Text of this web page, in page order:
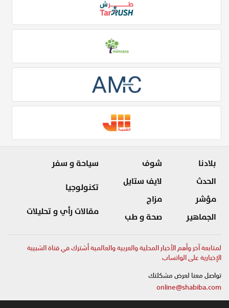
بلادنا
الحدث
مؤشر
الجماهير
شوف
لايف ستايل
مزاج
صحة و طب
سياحة و سفر
تكنولوجيا
مقالات رأي و تحليلات
لمتابعة آخر وأهم الأخبار المحلية والعربية والعالمية أشترك في قناة الشبيبة
الإخبارية على الواتساب
تواصل معنا لعرض مشكلتك
online@shabiba.com